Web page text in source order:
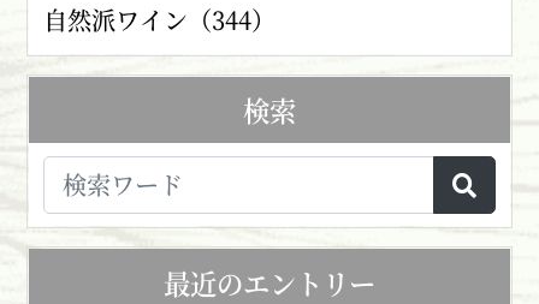
自然派ワイン（344）
検索
最近のエントリー